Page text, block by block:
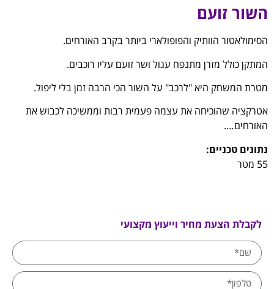
השור זועם
הסימולאטור הוותיק והפופולארי ביותר בקרב האורחים.
המתקן כולל מזרן מתנפח עגול ושר זועם עליו רוכבים.
מטרת המשחק היא "לרכב" על השור הכי הרבה זמן בלי ליפול.
אטרקציה שהוכיחה את עצמה פעמית רבות וממשיכה לכבוש את
האורחים….
נתונים טכניים:
55 מטר
לקבלת הצעת מחיר וייעוץ מקצועי